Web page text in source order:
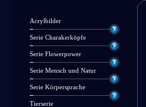
Acrylbilder
Serie Charakerköpfe
Serie Flowerpower
Serie Mensch und Natur
Serie Körpersprache
Tierserie